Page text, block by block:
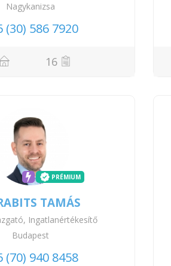
Nagykanizsa
(30) 586 7920
16
PRÉMIUM
TAMÁS
Ingatlanértékesítő
Budapest
(70) 940 8458